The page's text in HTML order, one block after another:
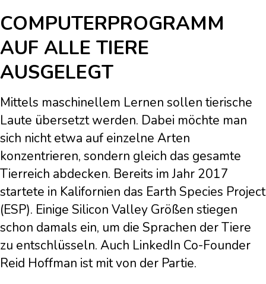
COMPUTERPROGRAMM
AUF ALLE TIERE
AUSGELEGT
Mittels maschinellem Lernen sollen tierische
Laute übersetzt werden. Dabei möchte man
sich nicht etwa auf einzelne Arten
konzentrieren, sondern gleich das gesamte
Tierreich abdecken. Bereits im Jahr 2017
startete in Kalifornien das Earth Species Project
(ESP). Einige Silicon Valley Größen stiegen
schon damals ein, um die Sprachen der Tiere
zu entschlüsseln. Auch LinkedIn Co-Founder
Reid Hoffman ist mit von der Partie.